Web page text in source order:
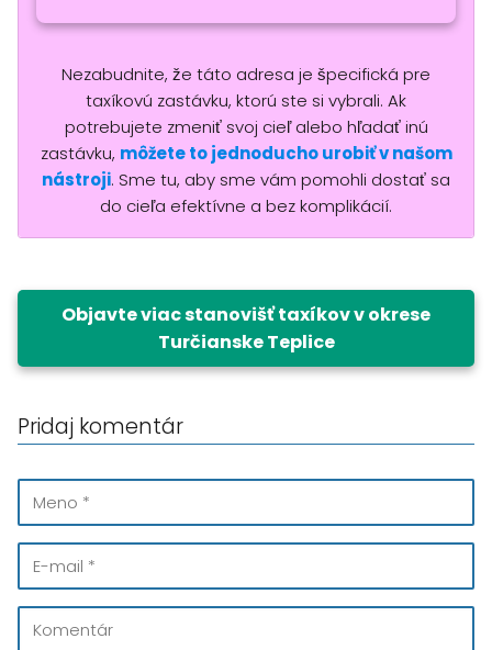
Nezabudnite, že táto adresa je špecifická pre
taxíkovú zastávku, ktorú ste si vybrali. Ak
potrebujete zmeniť svoj cieľ alebo hľadať inú
zastávku, môžete to jednoducho urobiť v našom
nástroji. Sme tu, aby sme vám pomohli dostať sa
do cieľa efektívne a bez komplikácií.
Objavte viac stanovišť taxíkov v okrese
Turčianske Teplice
Pridaj komentár